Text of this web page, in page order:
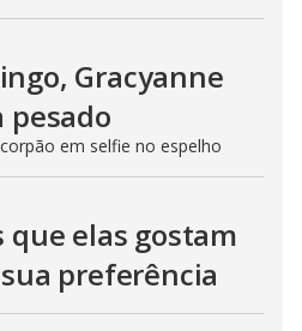
Gracyanne
pesado
em selfie no espelho
que elas gostam
preferência